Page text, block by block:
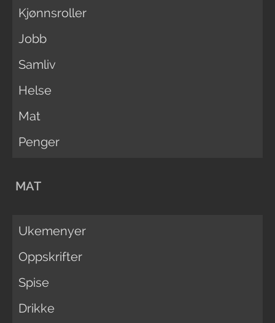
Kjønnsroller
Jobb
Samliv
Helse
Mat
Penger
MAT
Ukemenyer
Oppskrifter
Spise
Drikke